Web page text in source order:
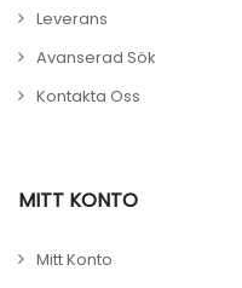
Leverans
Avanserad Sök
Kontakta Oss
MITT KONTO
Mitt Konto